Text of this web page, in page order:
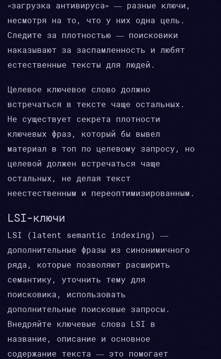
«загрузка антивируса» — разные ключи,
несмотря на то, что у них одна цель.
Следите за плотностью — поисковики
наказывают за заспамленность и любят
естественные тексты для людей.
Целевое ключевое слово должно
встречаться в тексте чаще остальных.
Не существует секрета плотности
ключевых фраз, который бы вывел
материал в топ по целевому запросу, но
целевой должен встречаться чаще
остальных, не делая текст
неестественным и переоптимизированным.
LSI-ключи
LSI (latent semantic indexing) —
дополнительные фразы из синонимичного
ряда, которые позволяют расширить
семантику, уточнить тему для
поисковика, использовать
дополнительные поисковые запросы.
Внедряйте ключевые слова LSI в
название, описание и основное
содержание текста — это помогает